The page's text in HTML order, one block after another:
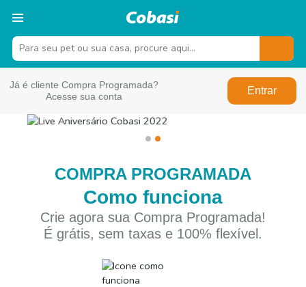
Já é cliente Compra Programada?
Acesse sua conta
Entrar
COMPRA PROGRAMADA
Como funciona
Crie agora sua Compra Programada!
É grátis, sem taxas e 100% flexível.